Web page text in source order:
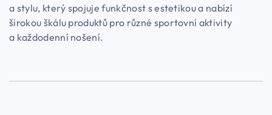
a stylu, který spojuje funkčnost s estetikou a nabízí
širokou škálu produktů pro různé sportovní aktivity
a každodenní nošení.